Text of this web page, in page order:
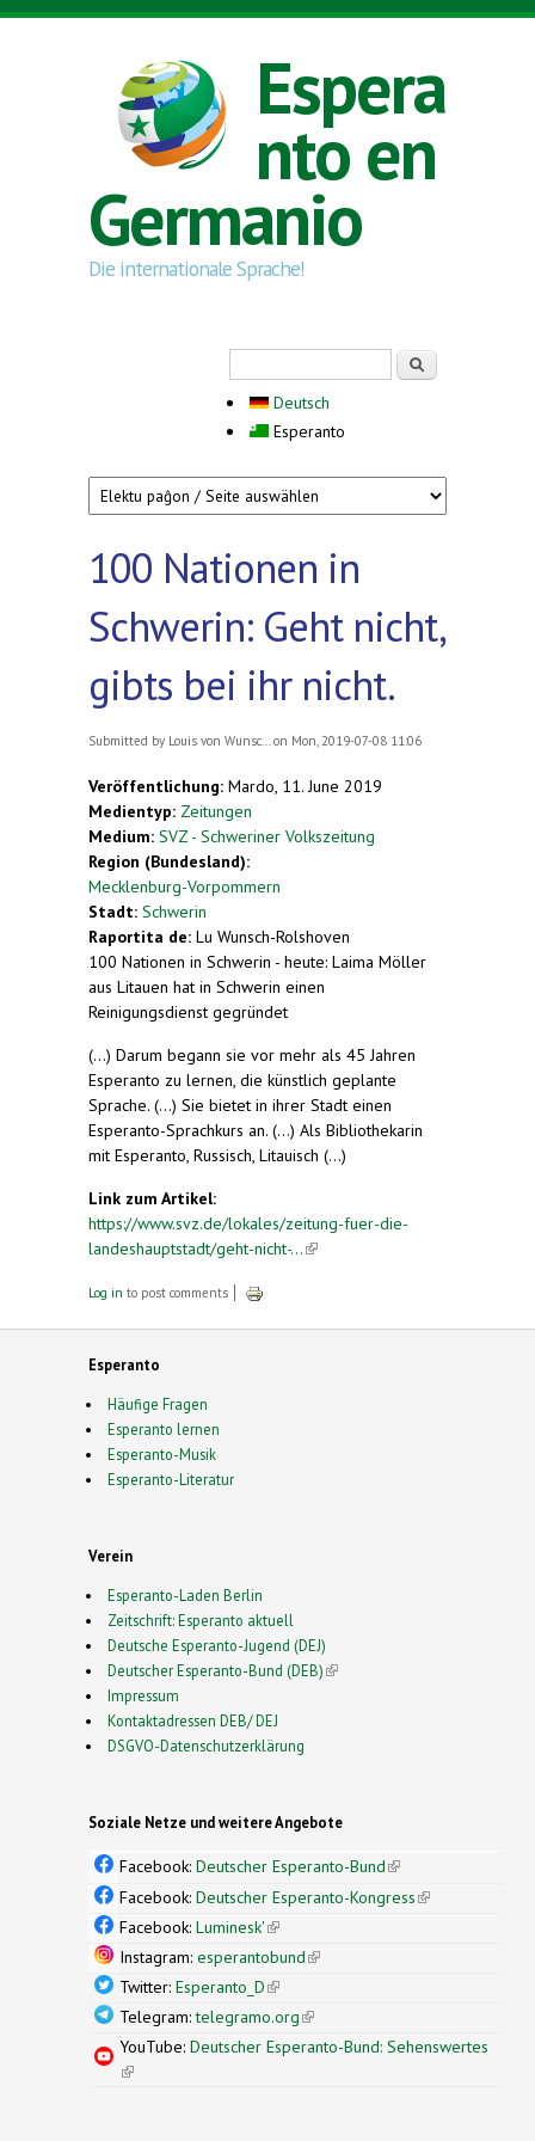
Skip to main content
Espera
nto en
Germanio
Die internationale Sprache!
Deutsch
Esperanto
100 Nationen in
Schwerin: Geht nicht,
gibts bei ihr nicht.
Submitted by Louis von Wunsc... on Mon, 2019-07-08 11:06
Veröffentlichung: Mardo, 11. June 2019
Medientyp: Zeitungen
Medium: SVZ - Schweriner Volkszeitung
Region (Bundesland):
Mecklenburg-Vorpommern
Stadt: Schwerin
Raportita de: Lu Wunsch-Rolshoven
100 Nationen in Schwerin - heute: Laima Möller
aus Litauen hat in Schwerin einen
Reinigungsdienst gegründet
(...) Darum begann sie vor mehr als 45 Jahren
Esperanto zu lernen, die künstlich geplante
Sprache. (...) Sie bietet in ihrer Stadt einen
Esperanto-Sprachkurs an. (...) Als Bibliothekarin
mit Esperanto, Russisch, Litauisch (...)
Link zum Artikel:
https://www.svz.de/lokales/zeitung-fuer-die-
landeshauptstadt/geht-nicht-...(link is external)
Log in to post comments
Esperanto
Häufige Fragen
Esperanto lernen
Esperanto-Musik
Esperanto-Literatur
Verein
Esperanto-Laden Berlin
Zeitschrift: Esperanto aktuell
Deutsche Esperanto-Jugend (DEJ)
Deutscher Esperanto-Bund (DEB)(link is external)
Impressum
Kontaktadressen DEB/ DEJ
DSGVO-Datenschutzerklärung
Soziale Netze und weitere Angebote
Facebook: Deutscher Esperanto-Bund(link is
external)
Facebook: Deutscher Esperanto-Kongress(link is
Facebook: Luminesk'(link is external)
Instagram: esperantobund(link is external)
Twitter: Esperanto_D(link is external)
Telegram:telegramo.org(link is external)
YouTube: Deutscher Esperanto-Bund: Sehenswertes
(link is external)